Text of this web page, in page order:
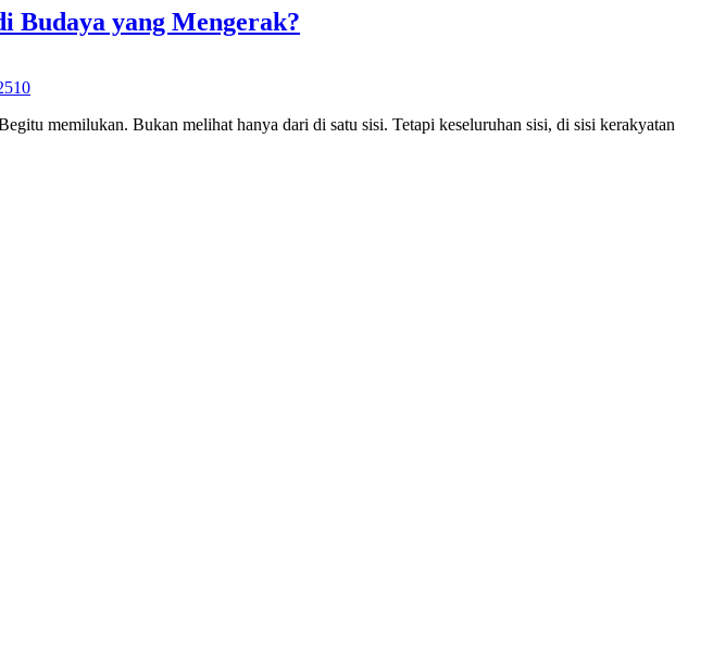
Budaya yang Mengerak?
memilukan. Bukan melihat hanya dari di satu sisi. Tetapi keseluruhan sisi, di sisi kerakyatan